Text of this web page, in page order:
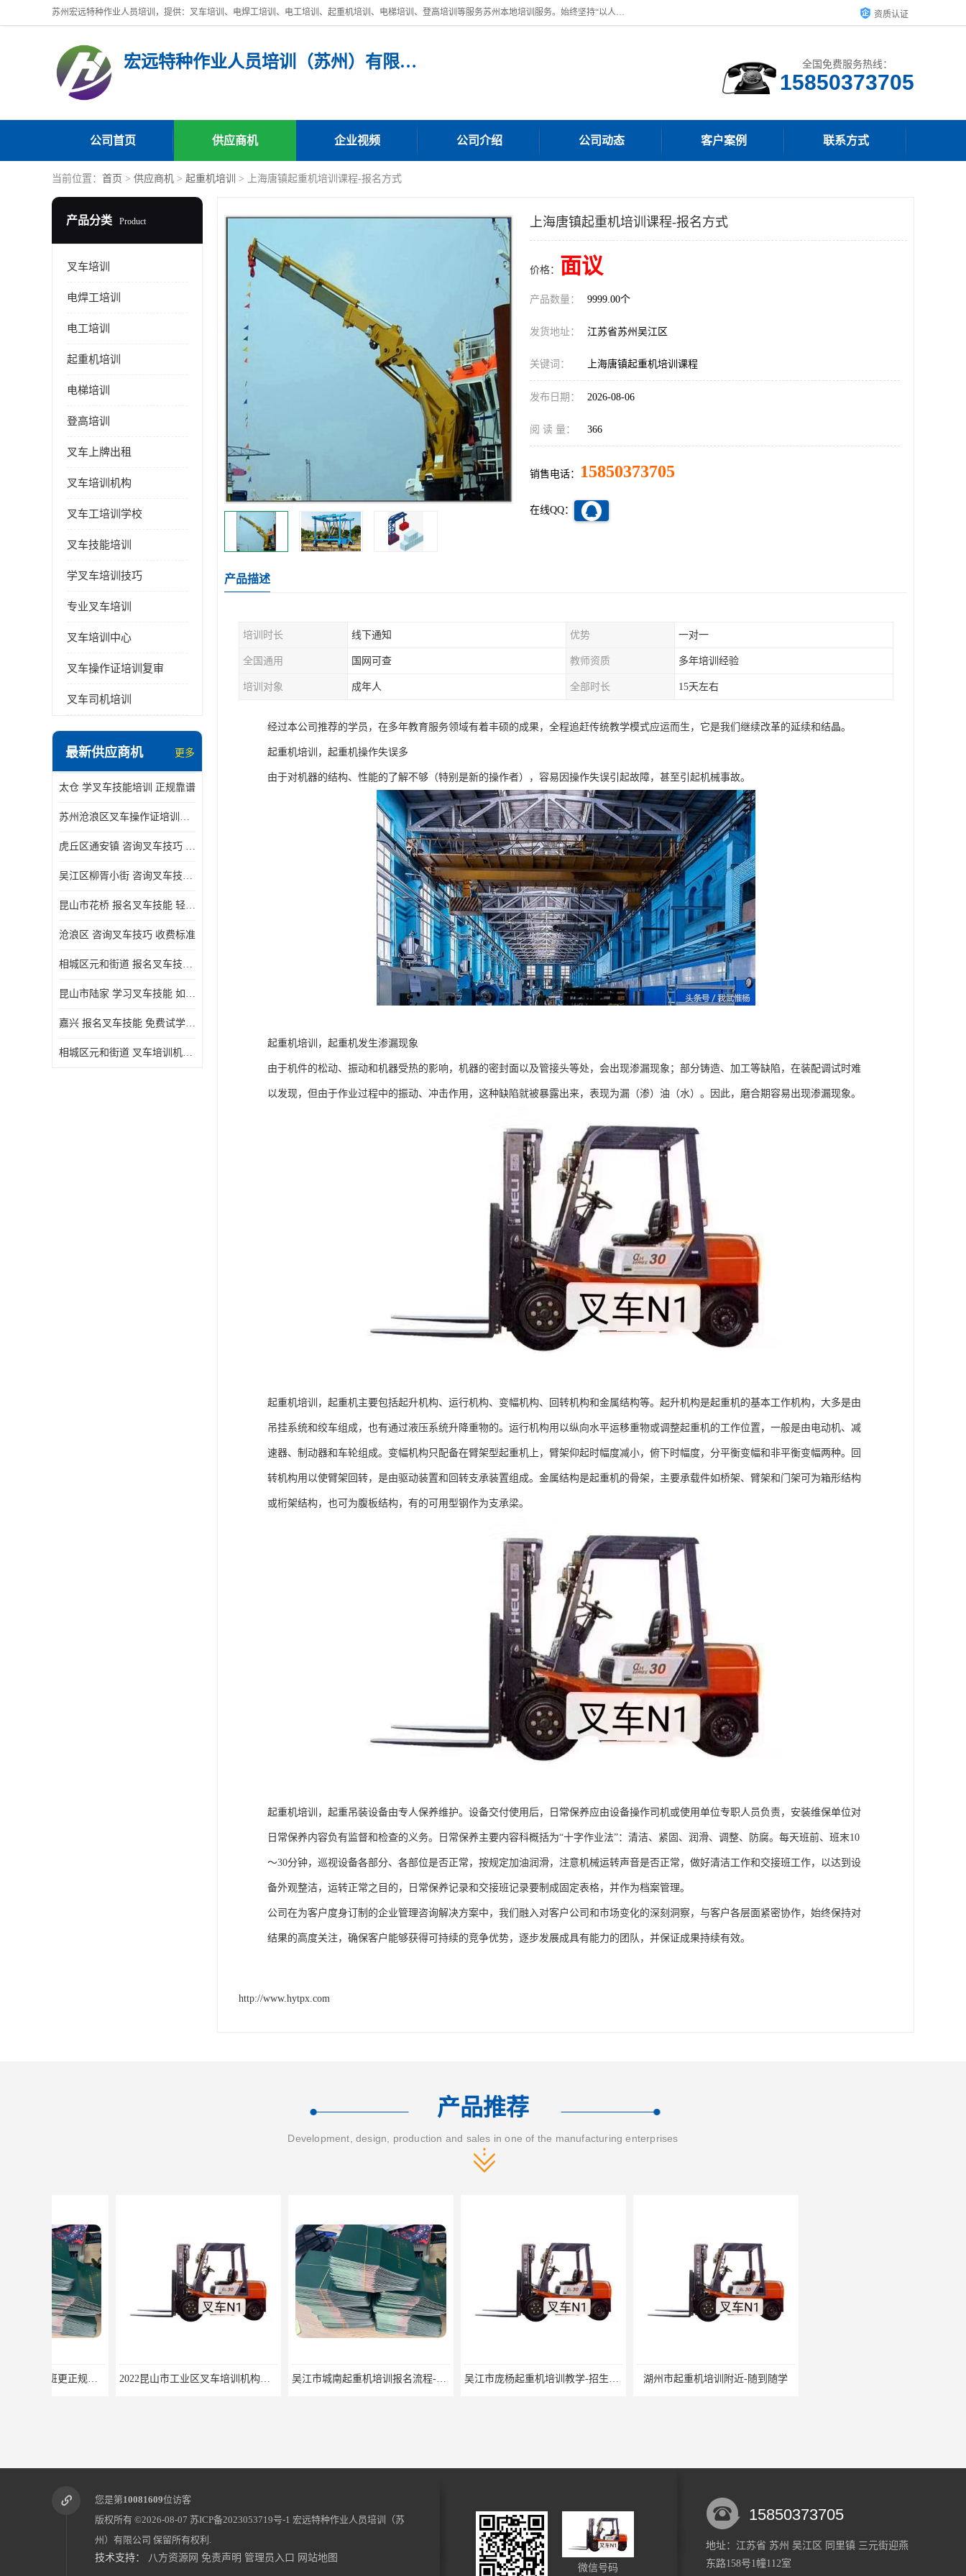
苏州宏远特种作业人员培训，提供：叉车培训、电焊工培训、电工培训、起重机培训、电梯培训、登高培训等服务苏州本地培训服务。始终坚持“以人为本，质量立校”的办学思想，以培养社会应用型人才为己任，明码收费，诚实守信，中途不收任何费用。随到随学，学会为止，一期未学会者免费再学，直到学会为止。 资质认证
宏远特种作业人员培训（苏州）有限公司 全国免费服务热线：
15850373705
公司首页 供应商机 企业视频 公司介绍 公司动态 客户案例 联系方式
当前位置： 首页 > 供应商机 > 起重机培训 > 上海唐镇起重机培训课程-报名方式
产品分类 Product
叉车培训
电焊工培训
电工培训
起重机培训
电梯培训
登高培训
叉车上牌出租
叉车培训机构
叉车工培训学校
叉车技能培训
学叉车培训技巧
专业叉车培训
叉车培训中心
叉车操作证培训复审
叉车司机培训
最新供应商机 更多
太仓 学叉车技能培训 正规靠谱
苏州沧浪区叉车操作证培训已更新科目
虎丘区通安镇 咨询叉车技巧 新政策已公布
吴江区柳胥小街 咨询叉车技巧 附近那家正规
昆山市花桥 报名叉车技能 轻松试学无压力
沧浪区 咨询叉车技巧 收费标准
相城区元和街道 报名叉车技能 没有学历怎么办
昆山市陆家 学习叉车技能 如何选择很重要
嘉兴 报名叉车技能 免费试学联系电话
相城区元和街道 叉车培训机构 如何选择很重要
上海唐镇起重机培训课程-报名方式
价格： 面议
产品数量： 9999.00个
发货地址： 江苏省苏州吴江区
关键词： 上海唐镇起重机培训课程
发布日期： 2026-08-06
阅 读 量： 366
销售电话： 15850373705
在线QQ：
产品描述
培训时长 线下通知 优势 一对一
全国通用 国网可查 教师资质 多年培训经验
培训对象 成年人 全部时长 15天左右
经过本公司推荐的学员，在多年教育服务领域有着丰硕的成果，全程追赶传统教学模式应运而生，它是我们继续改革的延续和结晶。
起重机培训，起重机操作失误多
由于对机器的结构、性能的了解不够（特别是新的操作者），容易因操作失误引起故障，甚至引起机械事故。
起重机培训，起重机发生渗漏现象
由于机件的松动、振动和机器受热的影响，机器的密封面以及管接头等处，会出现渗漏现象；部分铸造、加工等缺陷，在装配调试时难
以发现，但由于作业过程中的振动、冲击作用，这种缺陷就被暴露出来，表现为漏（渗）油（水）。因此，磨合期容易出现渗漏现象。
起重机培训，起重机主要包括起升机构、运行机构、变幅机构、回转机构和金属结构等。起升机构是起重机的基本工作机构，大多是由
吊挂系统和绞车组成，也有通过液压系统升降重物的。运行机构用以纵向水平运移重物或调整起重机的工作位置，一般是由电动机、减
速器、制动器和车轮组成。变幅机构只配备在臂架型起重机上，臂架仰起时幅度减小，俯下时幅度，分平衡变幅和非平衡变幅两种。回
转机构用以使臂架回转，是由驱动装置和回转支承装置组成。金属结构是起重机的骨架，主要承载件如桥架、臂架和门架可为箱形结构
或桁架结构，也可为腹板结构，有的可用型钢作为支承梁。
起重机培训，起重吊装设备由专人保养维护。设备交付使用后，日常保养应由设备操作司机或使用单位专职人员负责，安装维保单位对
日常保养内容负有监督和检查的义务。日常保养主要内容科概括为“十字作业法”：清洁、紧固、润滑、调整、防腐。每天班前、班末10
～30分钟，巡视设备各部分、各部位是否正常，按规定加油润滑，注意机械运转声音是否正常，做好清洁工作和交接班工作，以达到设
备外观整洁，运转正常之目的，日常保养记录和交接班记录要制成固定表格，并作为档案管理。
公司在为客户度身订制的企业管理咨询解决方案中，我们融入对客户公司和市场变化的深刻洞察，与客户各层面紧密协作，始终保持对
结果的高度关注，确保客户能够获得可持续的竞争优势，逐步发展成具有能力的团队，并保证成果持续有效。
http://www.hytpx.com
产品推荐
Development, design, production and sales in one of the manufacturing enterprises
2022昆山市工业区叉车培训机构学会为止 吴江市城南起重机培训报名流程-随报随考 吴江市庞杨起重机培训教学-招生条件 湖州市起重机培训附近-随到随学 吴江市庞杨电梯培训附近-随报随考
您是第10081609位访客
版权所有 ©2026-08-07 苏ICP备2023053719号-1 宏远特种作业人员培训（苏
州）有限公司 保留所有权利.
技术支持： 八方资源网 免责声明 管理员入口 网站地图
微信号码
15850373705
地址：江苏省 苏州 吴江区 同里镇 三元街迎燕
东路158号1幢112室